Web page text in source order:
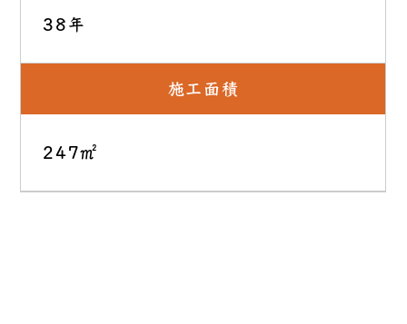
38年
施工面積
247㎡